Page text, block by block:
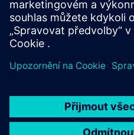
kolizí, adaptivní řízení (AC) a
Další informace